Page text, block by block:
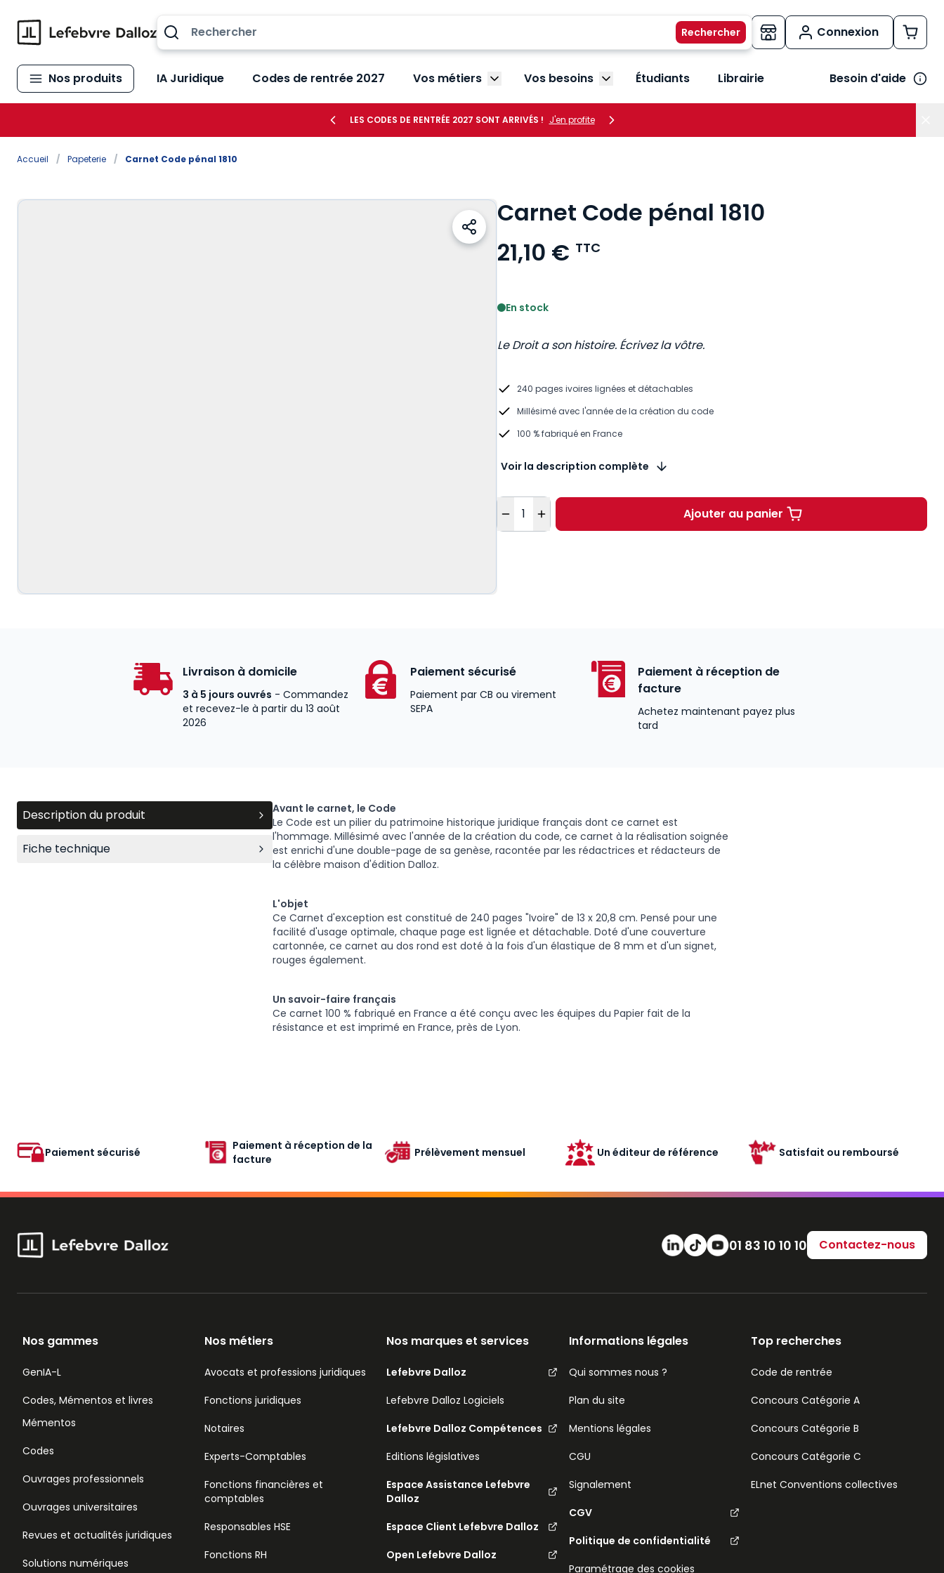
Connexion
Nos produits IA Juridique Codes de rentrée 2027 Vos métiers Afficher le sous-menu Vos métiers
Vos besoins Afficher le sous-menu Vos besoins
Étudiants Librairie Besoin d'aide
LES CODES DE RENTRÉE 2027 SONT ARRIVÉS ! J'en profite
Accueil / Papeterie / Carnet Code pénal 1810
Carnet Code pénal 1810
21,10 € TTC
En stock
Le Droit a son histoire. Écrivez la vôtre.
240 pages ivoires lignées et détachables
Millésimé avec l'année de la création du code
100 % fabriqué en France
Voir la description complète
Quantité
Ajouter au panierCarnet Code pénal 1810 à 20€ TTC
Livraison à domicile
3 à 5 jours ouvrés - Commandez
et recevez-le à partir du 13 août
2026
Paiement sécurisé
Paiement par CB ou virement
SEPA
Paiement à réception de
facture
Achetez maintenant payez plus
tard
Description du produit
Fiche technique
Avant le carnet, le Code
Le Code est un pilier du patrimoine historique juridique français dont ce carnet est
l'hommage. Millésimé avec l'année de la création du code, ce carnet à la réalisation soignée
est enrichi d'une double-page de sa genèse, racontée par les rédactrices et rédacteurs de
la célèbre maison d'édition Dalloz.
L'objet
Ce Carnet d'exception est constitué de 240 pages "Ivoire" de 13 x 20,8 cm. Pensé pour une
facilité d'usage optimale, chaque page est lignée et détachable. Doté d'une couverture
cartonnée, ce carnet au dos rond est doté à la fois d'un élastique de 8 mm et d'un signet,
rouges également.
Un savoir-faire français
Ce carnet 100 % fabriqué en France a été conçu avec les équipes du Papier fait de la
résistance et est imprimé en France, près de Lyon.
Paiement sécurisé
Paiement à réception de la
facture
Prélèvement mensuel Un éditeur de référence Satisfait ou remboursé
Numéro de téléphone
01 83 10 10 10 Contactez-nous
Nos gammes
GenIA-L
Codes, Mémentos et livres
Mémentos
Codes
Ouvrages professionnels
Ouvrages universitaires
Revues et actualités juridiques
Solutions numériques
Nos métiers
Avocats et professions juridiques
Fonctions juridiques
Notaires
Experts-Comptables
Fonctions financières et
comptables
Responsables HSE
Fonctions RH
Nos marques et services
Lefebvre Dalloz
Lefebvre Dalloz Logiciels
Lefebvre Dalloz Compétences
Editions législatives
Espace Assistance Lefebvre
Dalloz
Espace Client Lefebvre Dalloz
Open Lefebvre Dalloz
Informations légales
Qui sommes nous ?
Plan du site
Mentions légales
CGU
Signalement
CGV
Politique de confidentialité
Paramétrage des cookies
Top recherches
Code de rentrée
Concours Catégorie A
Concours Catégorie B
Concours Catégorie C
ELnet Conventions collectives